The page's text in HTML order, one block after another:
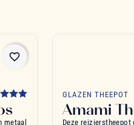
favorite_border
metaal
GLAZEN THEEPOT
Amami
Deze reizierstheepot